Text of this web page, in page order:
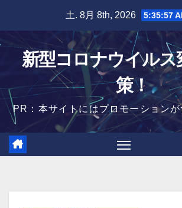
content
土. 8月 8th, 2026 5:35:58
新型コロナウイルス
策！
PR：本サイトにはプロモーション